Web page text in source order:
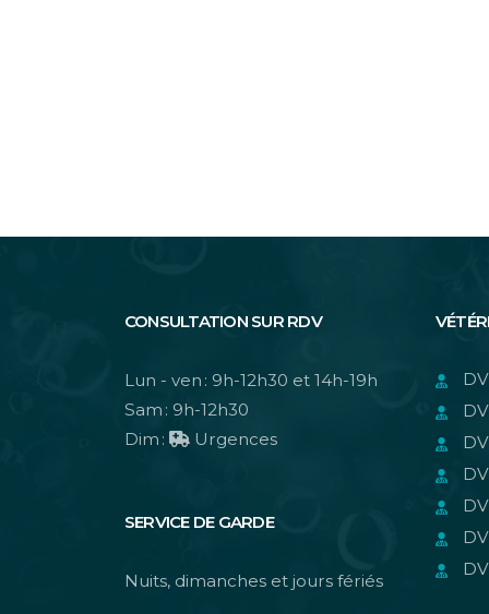
CONSULTATION SUR RDV
Lun - ven : 9h-12h30 et 14h-19h
Sam : 9h-12h30
Dim :
Urgences
SERVICE DE GARDE
Nuits, dimanches et jours fériés